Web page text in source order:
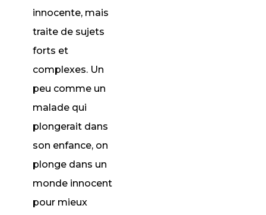
innocente, mais
traite de sujets
forts et
complexes. Un
peu comme un
malade qui
plongerait dans
son enfance, on
plonge dans un
monde innocent
pour mieux